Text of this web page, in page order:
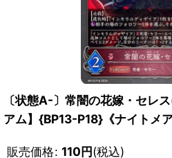
〔状態A-〕常闇の花嫁・セレ
アム】{BP13-P18}《ナイトメア
販売価格: 110円(税込)